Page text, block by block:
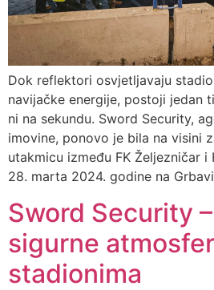
Dok reflektori osvjetljavaju
navijačke energije, postoji jedan
ni na sekundu. Sword Security,
imovine, ponovo je bila na visini
utakmicu između FK Željezničar i
28. marta 2024. godine na
Sword Security
sigurne
stadionima